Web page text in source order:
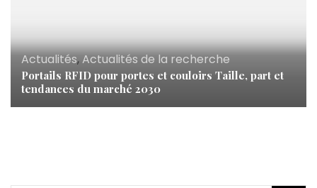
Actualités,Actualités de la recherche
Portails RFID pour portes et couloirs Taille, part et
tendances du marché 2030